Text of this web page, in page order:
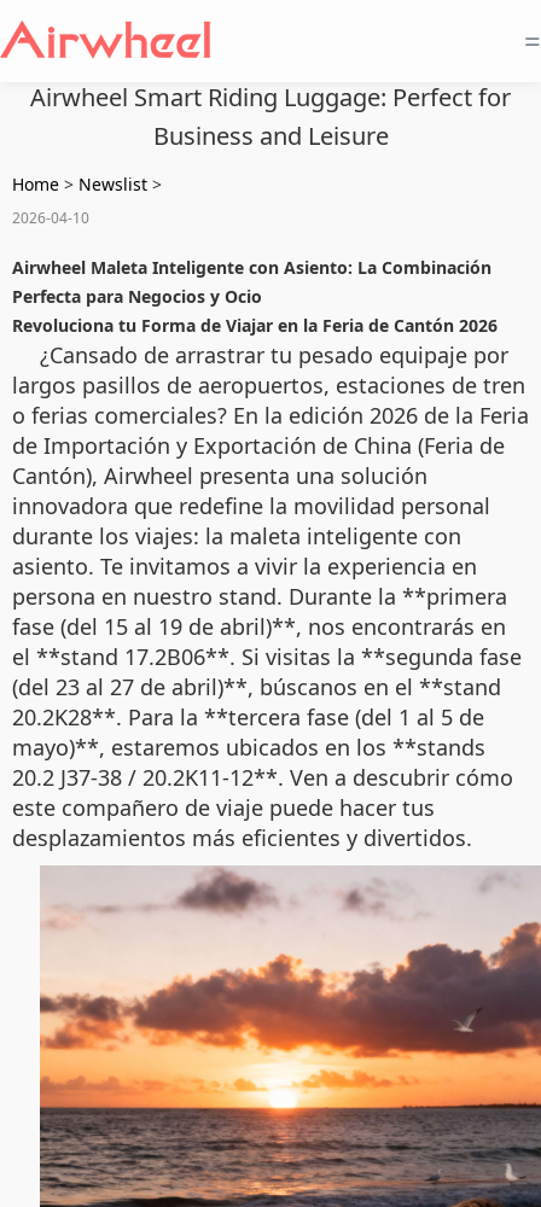
=
Airwheel Smart Riding Luggage: Perfect for
Business and Leisure
Home > Newslist >
2026-04-10
Airwheel Maleta Inteligente con Asiento: La Combinación
Perfecta para Negocios y Ocio
Revoluciona tu Forma de Viajar en la Feria de Cantón 2026
¿Cansado de arrastrar tu pesado equipaje por
largos pasillos de aeropuertos, estaciones de tren
o ferias comerciales? En la edición 2026 de la Feria
de Importación y Exportación de China (Feria de
Cantón), Airwheel presenta una solución
innovadora que redefine la movilidad personal
durante los viajes: la maleta inteligente con
asiento. Te invitamos a vivir la experiencia en
persona en nuestro stand. Durante la **primera
fase (del 15 al 19 de abril)**, nos encontrarás en
el **stand 17.2B06**. Si visitas la **segunda fase
(del 23 al 27 de abril)**, búscanos en el **stand
20.2K28**. Para la **tercera fase (del 1 al 5 de
mayo)**, estaremos ubicados en los **stands
20.2 J37-38 / 20.2K11-12**. Ven a descubrir cómo
este compañero de viaje puede hacer tus
desplazamientos más eficientes y divertidos.